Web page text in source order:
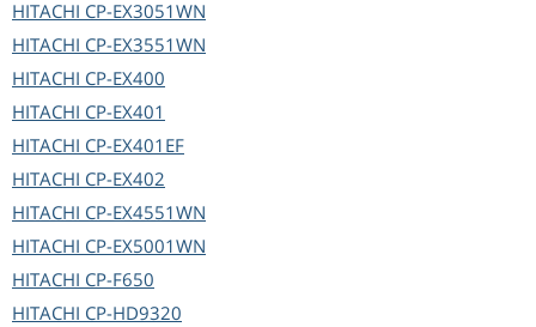
HITACHI CP-EX3051WN
HITACHI CP-EX3551WN
HITACHI CP-EX400
HITACHI CP-EX401
HITACHI CP-EX401EF
HITACHI CP-EX402
HITACHI CP-EX4551WN
HITACHI CP-EX5001WN
HITACHI CP-F650
HITACHI CP-HD9320